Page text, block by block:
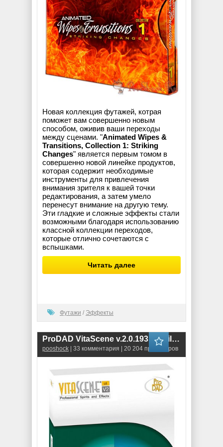
Новая коллекция футажей, котрая
поможет вам совершенно новым
способом, оживив ваши переходы
между сценами. "Animated Wipes &
Transitions, Collection 1: Striking
Changes" является первым томом в
совершенно новой линейке продуктов,
которая содержит необходимые
инструменты для привлечения
внимания зрителя к вашей точки
редактирования, а затем умело
перенесут внимание на другую тему.
Эти гладкие и сложные эффекты стали
возможными благодаря использованию
классной коллекции переходов,
которые отлично сочетаются с
вспышками.
Читать далее
Футажи / Эффекты
ProDAD VitaScene v.2.0.193 Retail (32-bit\64-bit)
pooshock | 33 комментария | 20 204 просмотров